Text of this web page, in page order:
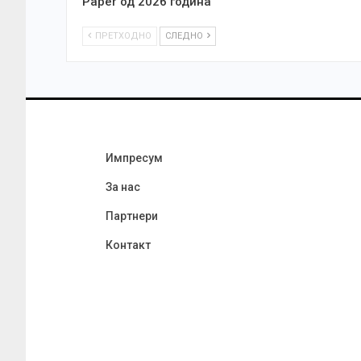
ПРЕТХОДНО СЛЕДНО
Импресум
За нас
Партнери
Контакт